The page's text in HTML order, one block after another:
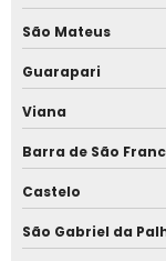
Fecho
Ponto de nuvem
Ponto online para
Relógio biométrico
Relógio de ponto
São Mateus
Guarapari
Viana
Barra de São
Castelo
São Gabriel da